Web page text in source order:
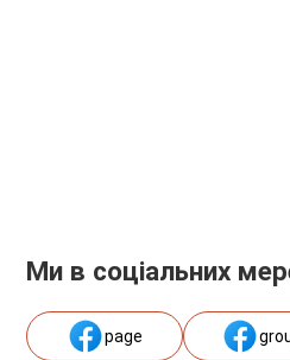
Ми в соціальних
page